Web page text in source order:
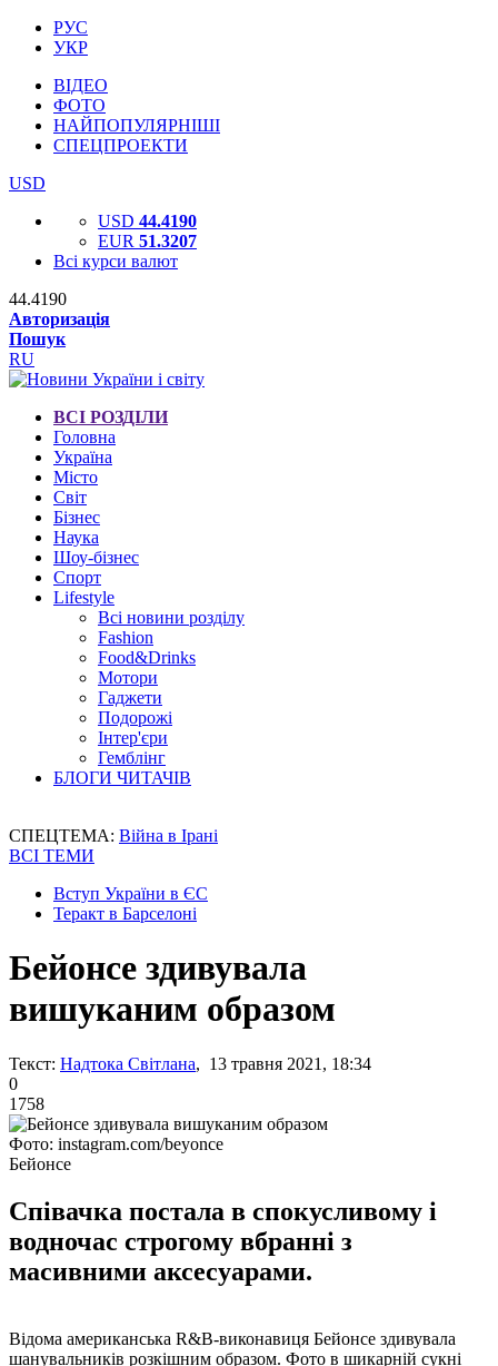
РУС
УКР
ВІДЕО
ФОТО
НАЙПОПУЛЯРНІШІ
СПЕЦПРОЕКТИ
USD
USD 44.4190
EUR 51.3207
Всі курси валют
44.4190
Авторизація
Пошук
RU
ВСІ РОЗДІЛИ
Головна
Україна
Місто
Світ
Бізнес
Наука
Шоу-бізнес
Спорт
Lifestyle
Всі новини розділу
Fashion
Food&Drinks
Мотори
Гаджети
Подорожі
Інтер'єри
Гемблінг
БЛОГИ ЧИТАЧІВ
СПЕЦТЕМА: Війна в Ірані
ВСІ ТЕМИ
Вступ України в ЄС
Теракт в Барселоні
Бейонсе здивувала
вишуканим образом
Текст: Надтока Світлана, 13 травня 2021, 18:34
0
1758
Фото: instagram.com/beyonce
Бейонсе
Співачка постала в спокусливому і
водночас строгому вбранні з
масивними аксесуарами.
Відома американська R&B-виконавиця Бейонсе здивувала
шанувальників розкішним образом. Фото в шикарній сукні